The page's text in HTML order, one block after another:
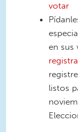
votar
en sus
listos